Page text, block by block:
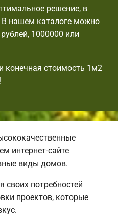
решение, в
нашем каталоге можно
1000000 или
конечная стоимость 1м2
интернет-сайте
виды домов.
своих потребностей
проектов, которые